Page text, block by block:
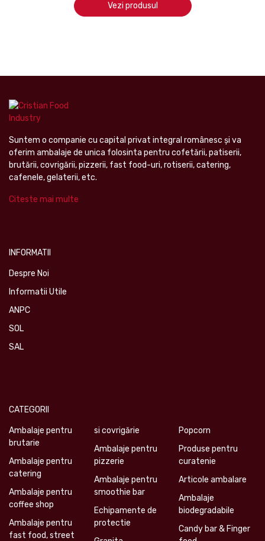
Vezi produsul
Suntem o companie cu capital privat integral românesc şi va
oferim ambalaje de unica folosinta pentru cofetării, patiserii,
brutării, covrigării, pizzerii, fast food-uri, rotiserii, catering,
cafenele, gelaterii, etc.
Citeste mai multe
INFORMATII
Despre Noi
Informatii Utile
ANPC
SOL
SAL
CATEGORII
Ambalaje pentru
brutarie
Ambalaje pentru
catering
Ambalaje pentru
coffee shop
Ambalaje pentru
fast food, street
si covrigărie
Ambalaje pentru
pizzerie
Ambalaje pentru
smoothie bar
Echipamente de
protectie
Popcorn
Produse pentru
curatenie
Articole ambalare
Ambalaje
biodegradabile
Candy bar & Finger